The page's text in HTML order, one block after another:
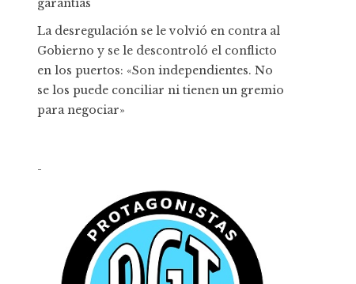
garantías
La desregulación se le volvió en contra al
Gobierno y se le descontroló el conflicto
en los puertos: «Son independientes. No
se los puede conciliar ni tienen un gremio
para negociar»
-